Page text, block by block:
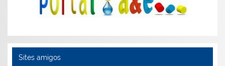
Sites amigos